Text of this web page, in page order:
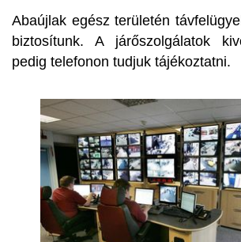
Abaújlak egész területén
biztosítunk. A járőszolgálatok
pedig telefonon tudjuk tájékoztatni.